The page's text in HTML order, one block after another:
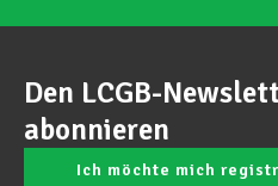
Den LCGB-
abonnieren
Ich möchte mich